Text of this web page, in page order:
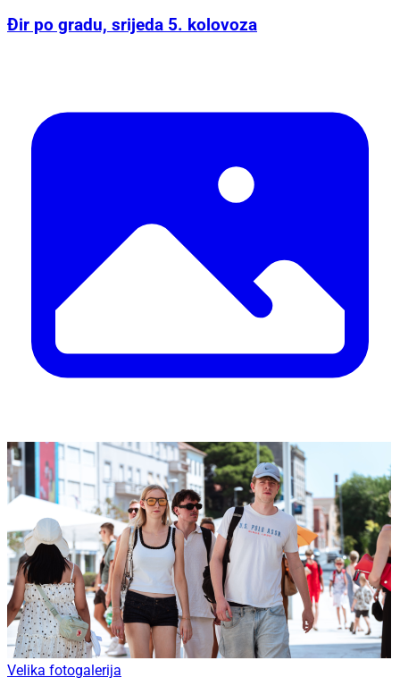
Đir po gradu, srijeda 5. kolovoza
Velika fotogalerija